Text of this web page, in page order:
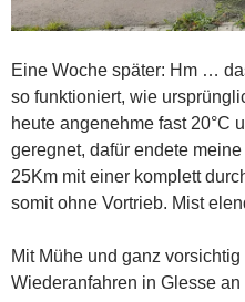
Eine Woche später: Hm …
so funktioniert, wie
heute angenehme fast 20°C
geregnet, dafür endete
25Km mit einer komplett
somit ohne Vortrieb. Mist
Mit Mühe und ganz
Wiederanfahren in Glesse